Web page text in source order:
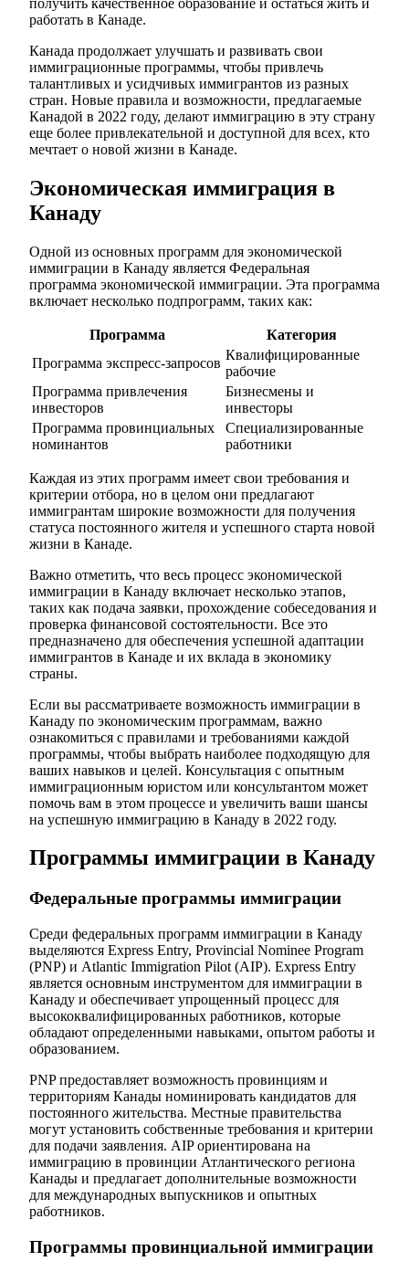
работать в Канаде.
Канада продолжает улучшать и развивать свои
иммиграционные программы, чтобы привлечь
талантливых и усидчивых иммигрантов из разных
стран. Новые правила и возможности, предлагаемые
Канадой в 2022 году, делают иммиграцию в эту страну
еще более привлекательной и доступной для всех, кто
мечтает о новой жизни в Канаде.
Экономическая иммиграция в
Канаду
Одной из основных программ для экономической
иммиграции в Канаду является Федеральная
программа экономической иммиграции. Эта программа
включает несколько подпрограмм, таких как:
Программа
Категория
Программа экспресс-запросов
Квалифицированные
рабочие
Программа привлечения
инвесторов
Бизнесмены и
инвесторы
Программа провинциальных
номинантов
Специализированные
работники
Каждая из этих программ имеет свои требования и
критерии отбора, но в целом они предлагают
иммигрантам широкие возможности для получения
статуса постоянного жителя и успешного старта новой
жизни в Канаде.
Важно отметить, что весь процесс экономической
иммиграции в Канаду включает несколько этапов,
таких как подача заявки, прохождение собеседования и
проверка финансовой состоятельности. Все это
предназначено для обеспечения успешной адаптации
иммигрантов в Канаде и их вклада в экономику
страны.
Если вы рассматриваете возможность иммиграции в
Канаду по экономическим программам, важно
ознакомиться с правилами и требованиями каждой
программы, чтобы выбрать наиболее подходящую для
ваших навыков и целей. Консультация с опытным
иммиграционным юристом или консультантом может
помочь вам в этом процессе и увеличить ваши шансы
на успешную иммиграцию в Канаду в 2022 году.
Программы иммиграции в Канаду
Федеральные программы иммиграции
Среди федеральных программ иммиграции в Канаду
выделяются Express Entry, Provincial Nominee Program
(PNP) и Atlantic Immigration Pilot (AIP). Express Entry
является основным инструментом для иммиграции в
Канаду и обеспечивает упрощенный процесс для
высококвалифицированных работников, которые
обладают определенными навыками, опытом работы и
образованием.
PNP предоставляет возможность провинциям и
территориям Канады номинировать кандидатов для
постоянного жительства. Местные правительства
могут установить собственные требования и критерии
для подачи заявления. AIP ориентирована на
иммиграцию в провинции Атлантического региона
Канады и предлагает дополнительные возможности
для международных выпускников и опытных
работников.
Программы провинциальной иммиграции